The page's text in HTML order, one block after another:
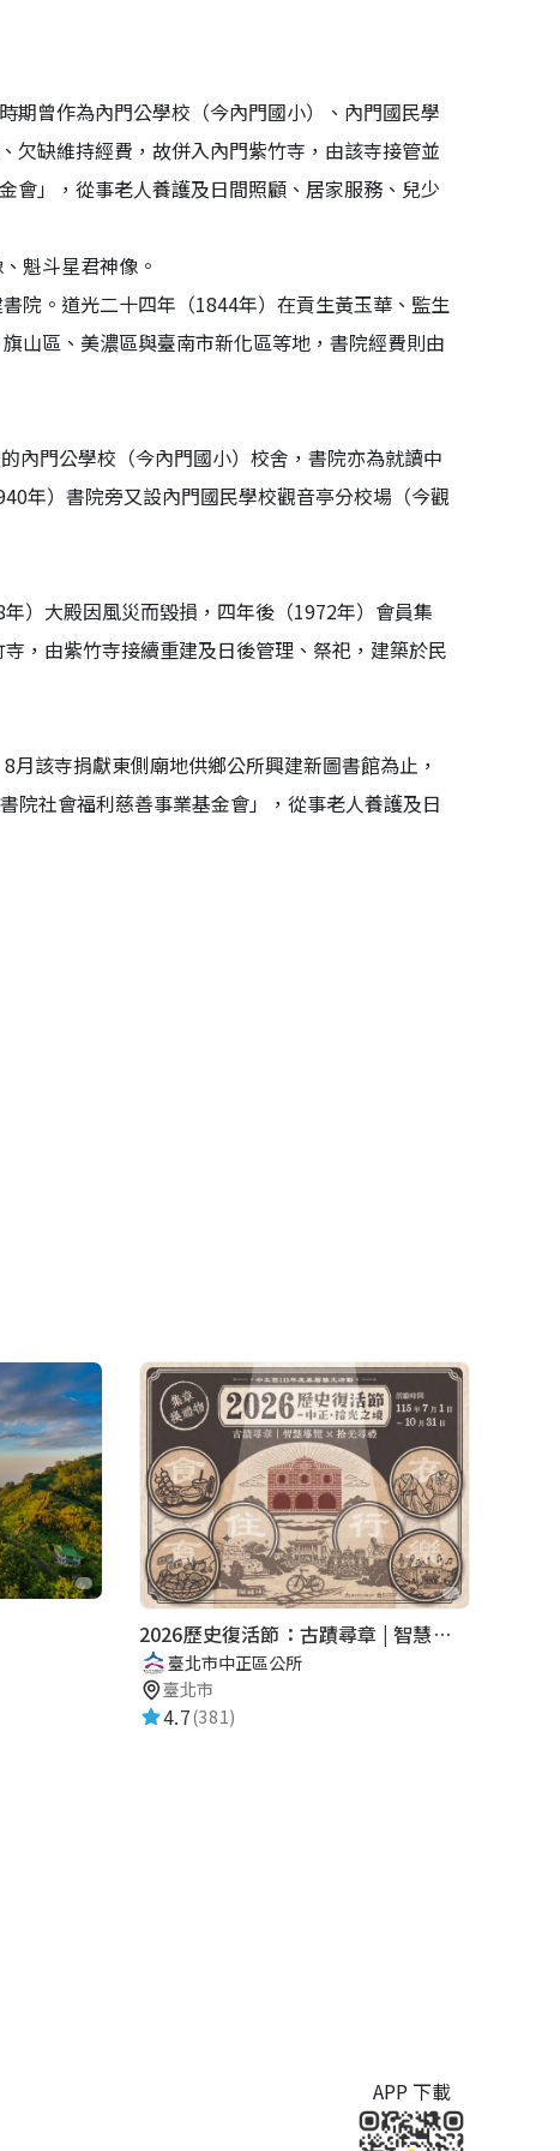
期曾作為內門公學校（今內門國小）、內門國民學
欠缺維持經費，故併入內門紫竹寺，由該寺接管並
會」，從事老人養護及日間照顧、居家服務、兒少
魁斗星君神像。
院。道光二十四年（1844年）在貢生黃玉華、監生
山區、美濃區與臺南市新化區等地，書院經費則由
內門公學校（今內門國小）校舍，書院亦為就讀中
年）書院旁又設內門國民學校觀音亭分校場（今觀
）大殿因風災而毀損，四年後（1972年）會員集
，由紫竹寺接續重建及日後管理、祭祀，建築於民
該寺捐獻東側廟地供鄉公所興建新圖書館為止，
院社會福利慈善事業基金會」，從事老人養護及日
2026歷史復活節：古蹟尋章 | 智慧導覽 × 拾光尋禮
臺北市中正區公所
臺北市
4.7(381)
APP 下載